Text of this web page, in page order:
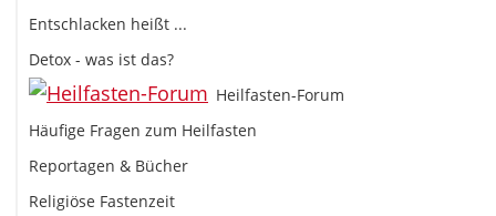
Entschlacken heißt ...
Detox - was ist das?
Heilfasten-Forum
Häufige Fragen zum Heilfasten
Reportagen & Bücher
Religiöse Fastenzeit